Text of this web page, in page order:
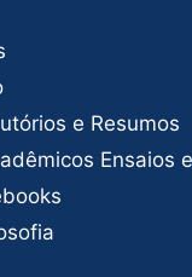
e Resumos
Ensaios